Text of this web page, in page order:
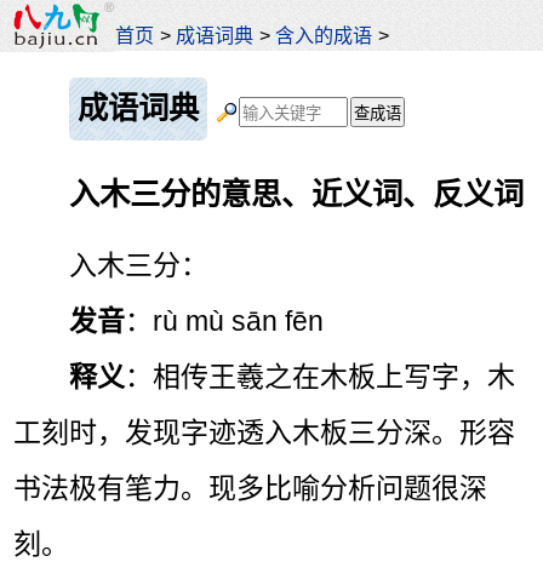
首页 > 成语词典 >含入的成语 >
成语词典
入木三分的意思、近义词、反义词
入木三分：
发音：rù mù sān fēn
释义 ：相传王羲之在木板上写字，木
工刻时，发现字迹透入木板三分深。形容
书法极有笔力。现多比喻分析问题很深
刻。